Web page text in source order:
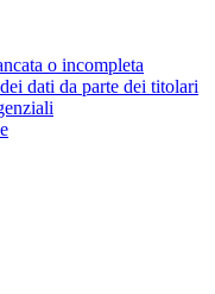
o incompleta
dati da parte dei titolari